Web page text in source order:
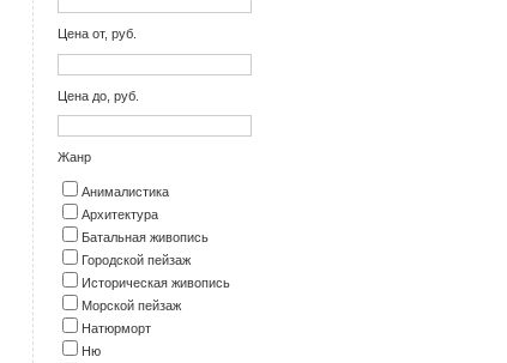
Цена от, руб.
Цена до, руб.
Жанр
Анималистика
Архитектура
Батальная живопись
Городской пейзаж
Историческая живопись
Морской пейзаж
Натюрморт
Ню